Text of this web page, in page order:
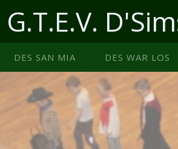
G.T.E.V.
DES SAN MIA DES WAR LOS